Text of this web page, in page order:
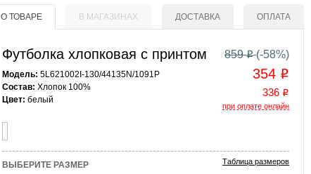
О ТОВАРЕ В МАГАЗИНАХ ДОСТАВКА ОПЛАТА
Футболка хлопковая с принтом
Модель: 5L621002I-130/44135N/1091P
Состав: Хлопок 100%
Цвет: белый
859o (-58%)
354 o
336 o
при оплате онлайн
ВЫБЕРИТЕ РАЗМЕР Таблица размеров